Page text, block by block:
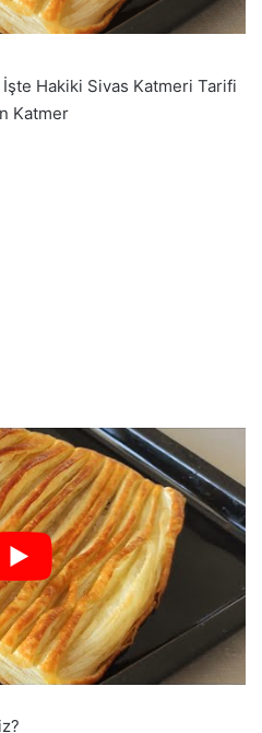
İşte Hakiki Sivas Katmeri Tarifi
Katmer